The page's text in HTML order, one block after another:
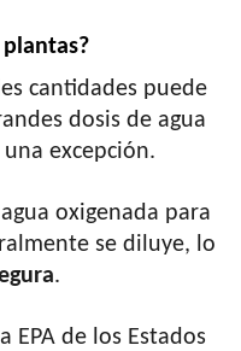
plantas?
cantidades puede
dosis de agua
excepción.
oxigenada para
se diluye, lo
.
EPA de los Estados